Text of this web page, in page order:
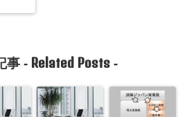
事 - Related Posts-